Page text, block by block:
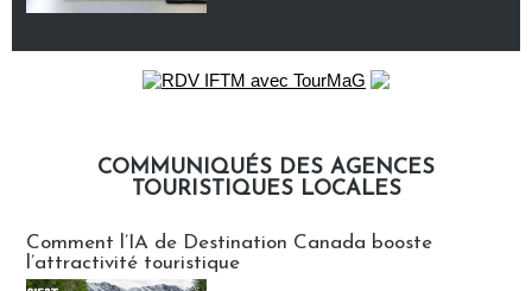
COMMUNIQUÉS DES AGENCES
TOURISTIQUES LOCALES
Comment l’IA de Destination Canada booste
l’attractivité touristique